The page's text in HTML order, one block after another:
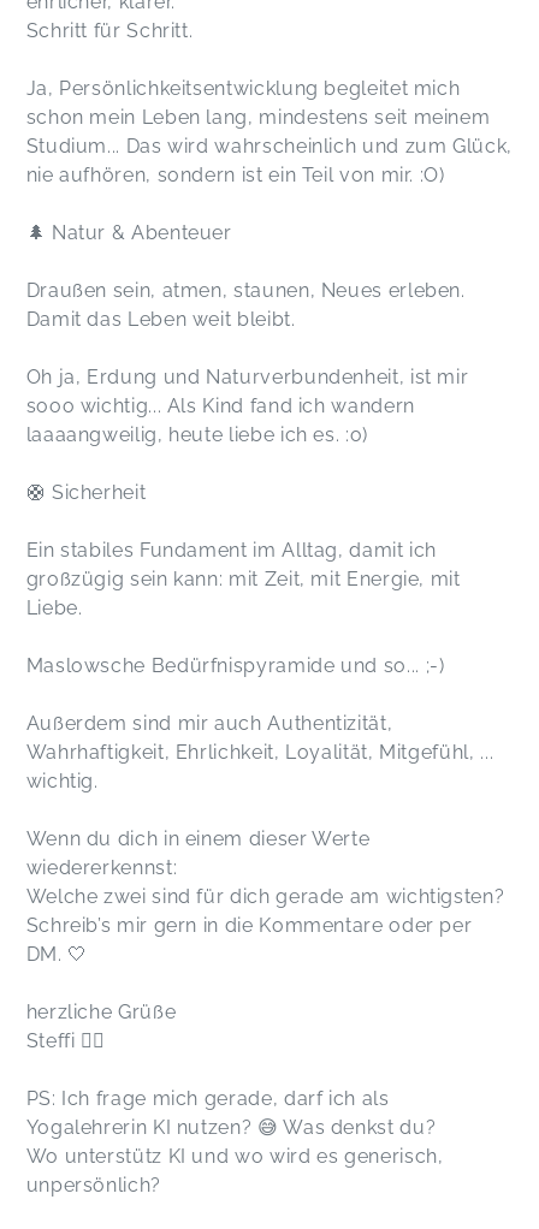
Schritt für Schritt.
Ja, Persönlichkeitsentwicklung begleitet mich
schon mein Leben lang, mindestens seit meinem
Studium... Das wird wahrscheinlich und zum Glück,
nie aufhören, sondern ist ein Teil von mir. :O)
🌲 Natur & Abenteuer
Draußen sein, atmen, staunen, Neues erleben.
Damit das Leben weit bleibt.
Oh ja, Erdung und Naturverbundenheit, ist mir
sooo wichtig... Als Kind fand ich wandern
laaaangweilig, heute liebe ich es. :o)
🛟 Sicherheit
Ein stabiles Fundament im Alltag, damit ich
großzügig sein kann: mit Zeit, mit Energie, mit
Liebe.
Maslowsche Bedürfnispyramide und so... ;-)
Außerdem sind mir auch Authentizität,
Wahrhaftigkeit, Ehrlichkeit, Loyalität, Mitgefühl, ...
wichtig.
Wenn du dich in einem dieser Werte
wiedererkennst:
Welche zwei sind für dich gerade am wichtigsten?
Schreib’s mir gern in die Kommentare oder per
DM. 🤍
herzliche Grüße
Steffi 🧘‍♀️
PS: Ich frage mich gerade, darf ich als
Yogalehrerin KI nutzen? 😅 Was denkst du?
Wo unterstütz KI und wo wird es generisch,
unpersönlich?